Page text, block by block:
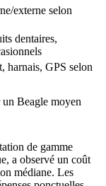
externe selon
dentaires,
harnais, GPS selon
Beagle moyen
de gamme
a observé un coût
médiane. Les